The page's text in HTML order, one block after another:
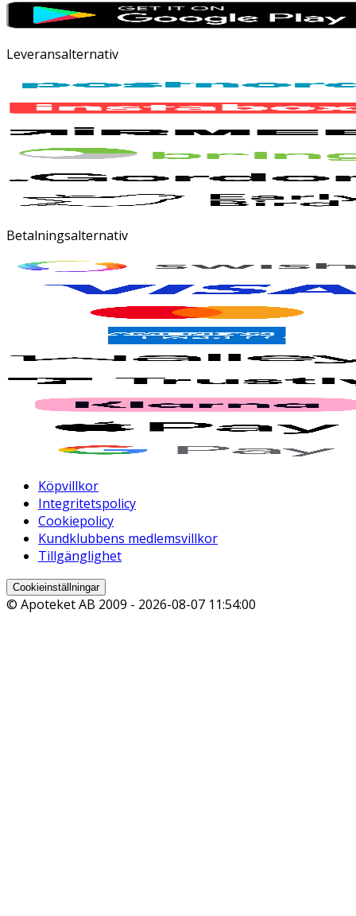
Leveransalternativ
Betalningsalternativ
Köpvillkor
Integritetspolicy
Cookiepolicy
Kundklubbens medlemsvillkor
Tillgänglighet
Cookieinställningar
© Apoteket AB 2009 - 2026-08-07 11:54:00